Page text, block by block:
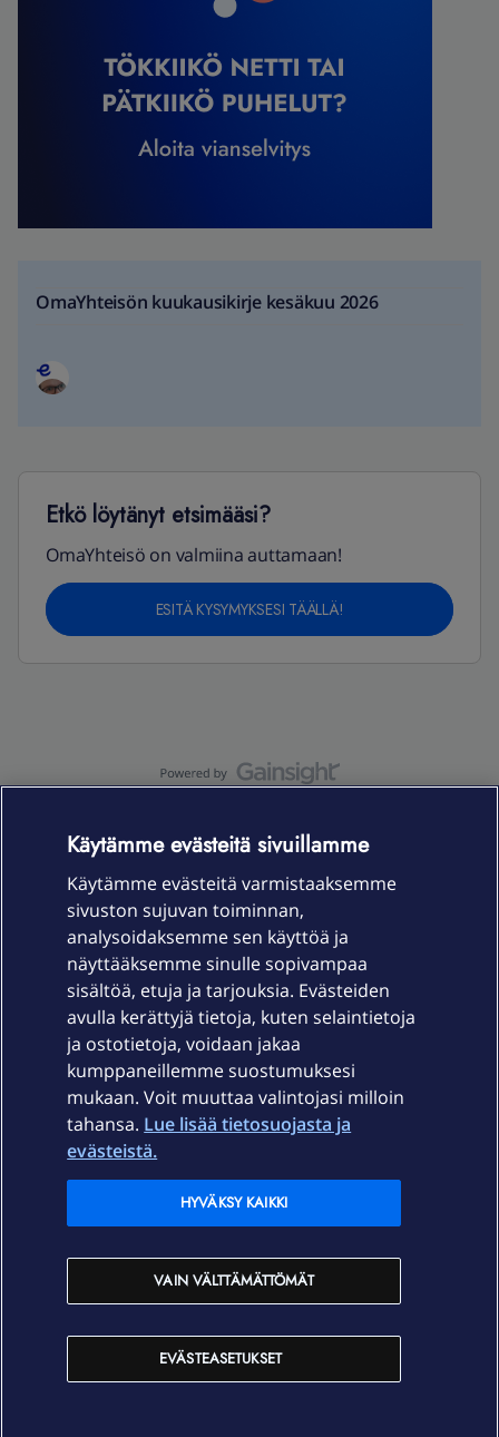
OmaYhteisön kuukausikirje kesäkuu 2026
Etkö löytänyt etsimääsi?
OmaYhteisö on valmiina auttamaan!
ESITÄ KYSYMYKSESI TÄÄLLÄ!
Laitteet & liittymät
Palvelut
Ajankohtaista
Elisa Oyj
In English
Käytämme evästeitä sivuillamme
Käytämme evästeitä varmistaaksemme
sivuston sujuvan toiminnan,
analysoidaksemme sen käyttöä ja
näyttääksemme sinulle sopivampaa
sisältöä, etuja ja tarjouksia. Evästeiden
avulla kerättyjä tietoja, kuten selaintietoja
ja ostotietoja, voidaan jakaa
kumppaneillemme suostumuksesi
mukaan. Voit muuttaa valintojasi milloin
tahansa. Lue lisää tietosuojasta ja
evästeistä.
EVÄSTEASETUKSET
VAIN VÄLTTÄMÄTTÖMÄT
HYVÄKSY KAIKKI